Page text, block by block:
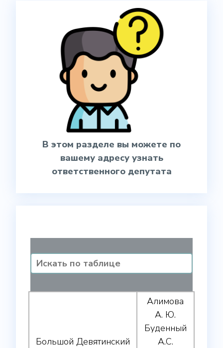
В этом разделе вы можете по
вашему адресу узнать
ответственного депутата
Большой Девятинский
Алимова
А. Ю.
Буденный
А.С.